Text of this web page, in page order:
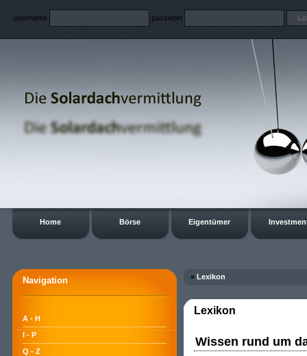
username passwort
Home Börse Eigentümer
Navigation
A - H
I - P
Q - Z
» Lexikon
Lexikon
Wissen rund um